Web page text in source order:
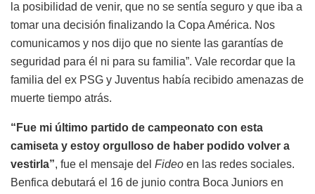
la posibilidad de venir, que no se sentía seguro y que iba a
tomar una decisión finalizando la Copa América. Nos
comunicamos y nos dijo que no siente las garantías de
seguridad para él ni para su familia”. Vale recordar que la
familia del ex PSG y Juventus había recibido amenazas de
muerte tiempo atrás.
“Fue mi último partido de campeonato con esta
camiseta y estoy orgulloso de haber podido volver a
vestirla”, fue el mensaje del Fideo en las redes sociales.
Benfica debutará el 16 de junio contra Boca Juniors en